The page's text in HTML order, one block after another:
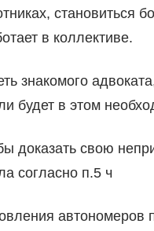
становиться
в коллективе.
знакомого
будет в этом
доказать свою
согласно п.5 ч
автономеров